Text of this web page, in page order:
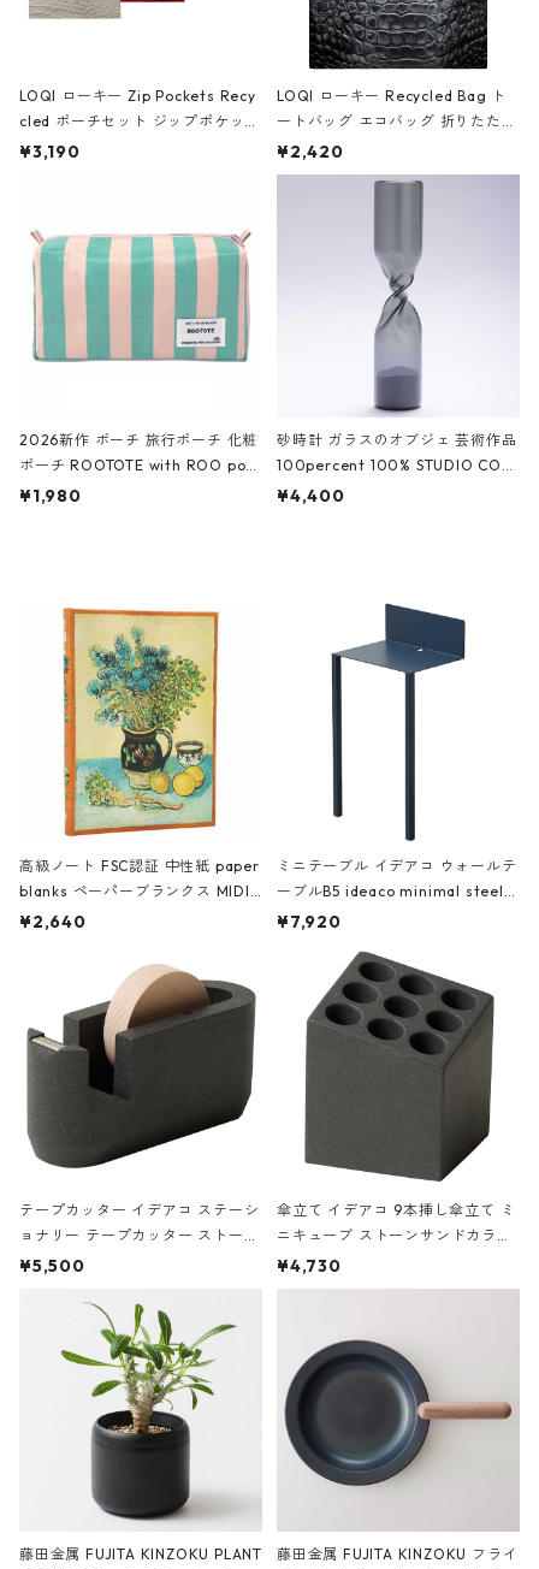
LOQI ローキー Zip Pockets Recy
cled ポーチセット ジップポケット
ファスナーポーチ 撥水加工 トラベ
ーガンディー、オフホワイト
¥3,190
LOQI ローキー Recycled Bag ト
ートバッグ エコバッグ 折りたたみ
大きめ 撥水加工 収納ポーチ CRO
CODILE/Black クロコダイル/ブラ
¥2,420
2026新作 ポーチ 旅行ポーチ 化粧
ポーチ ROOTOTE with ROO pou
ch 3532 ルートート WR.ポーチ.ラ
¥1,980
砂時計 ガラスのオブジェ 芸術作品
100percent 100% STUDIO COH
AKU Timeless 100パーセント ス
¥4,400
高級ノート FSC認証 中性紙 paper
blanks ペーパーブランクス MIDI
ハードカバー 罫線 ヴァン・ゴッホ
¥2,640
ミニテーブル イデアコ ウォールテ
ーブルB5 ideaco minimal steel f
urniture WALL Table B5 ネイビー
¥7,920
テープカッター イデアコ ステーシ
ョナリー テープカッター ストーン
サンドカラー 石調 ideaco Station
¥5,500
傘立て イデアコ 9本挿し傘立て ミ
ニキューブ ストーンサンドカラー
石調 ideaco Umbrella Stand CUB
E ストーンサンドブラック
¥4,730
藤田金属 FUJITA KINZOKU PLANT
藤田金属 FUJITA KINZOKU フライ